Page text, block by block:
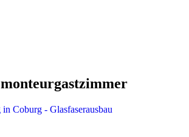
monteurgastzimmer